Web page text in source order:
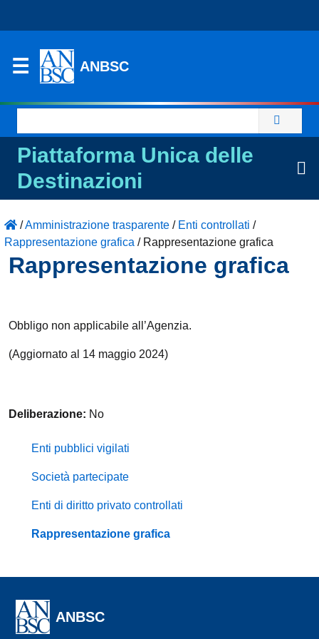
ANBSC
per:
Piattaforma Unica delle
Destinazioni
/Amministrazione trasparente / Enti controllati /
Rappresentazione grafica / Rappresentazione grafica
Rappresentazione grafica
Obbligo non applicabile all’Agenzia.
(Aggiornato al 14 maggio 2024)
Deliberazione: No
Enti pubblici vigilati
Società partecipate
Enti di diritto privato controllati
Rappresentazione grafica
ANBSC